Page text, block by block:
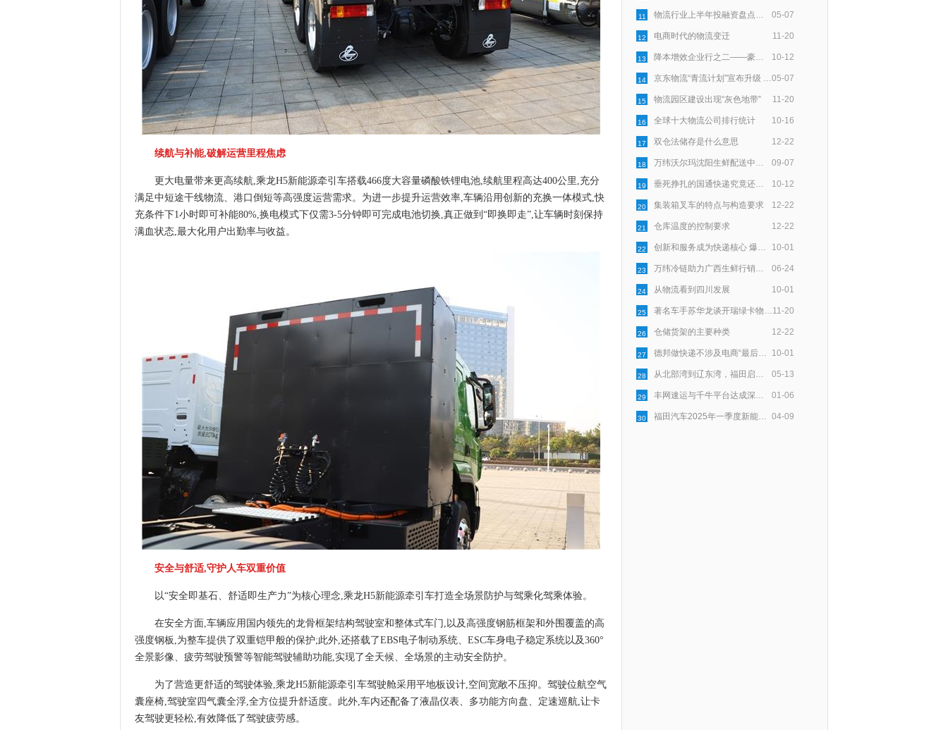
续航与补能,破解运营里程焦虑
更大电量带来更高续航,乘龙H5新能源牵引车搭载466度大容量磷酸铁锂电池,续航里程高达400公里,充分
满足中短途干线物流、港口倒短等高强度运营需求。为进一步提升运营效率,车辆沿用创新的充换一体模式,快
充条件下1小时即可补能80%,换电模式下仅需3-5分钟即可完成电池切换,真正做到“即换即走”,让车辆时刻保持
满血状态,最大化用户出勤率与收益。
安全与舒适,守护人车双重价值
以“安全即基石、舒适即生产力”为核心理念,乘龙H5新能源牵引车打造全场景防护与驾乘化驾乘体验。
在安全方面,车辆应用国内领先的龙骨框架结构驾驶室和整体式车门,以及高强度钢筋框架和外围覆盖的高
强度钢板,为整车提供了双重铠甲般的保护;此外,还搭载了EBS电子制动系统、ESC车身电子稳定系统以及360°
全景影像、疲劳驾驶预警等智能驾驶辅助功能,实现了全天候、全场景的主动安全防护。
为了营造更舒适的驾驶体验,乘龙H5新能源牵引车驾驶舱采用平地板设计,空间宽敞不压抑。驾驶位航空气
囊座椅,驾驶室四气囊全浮,全方位提升舒适度。此外,车内还配备了液晶仪表、多功能方向盘、定速巡航,让卡
友驾驶更轻松,有效降低了驾驶疲劳感。
05-07
11 物流行业上半年投融资盘点：100亿资金一半入零担，一半向技术
11-20
12 电商时代的物流变迁
10-12
13 降本增效企业行之二——豪狼物流：服务细节上用“新”深耕
05-07
14 京东物流“青流计划”宣布升级 聚焦末端回收再利用
11-20
15 物流园区建设出现“灰色地带”
10-16
16 全球十大物流公司排行统计
12-22
17 双仓法储存是什么意思
09-07
18 万纬沃尔玛沈阳生鲜配送中心正式开仓
10-12
19 垂死挣扎的国通快递究竟还能撑多久？
12-22
20 集装箱叉车的特点与构造要求
12-22
21 仓库温度的控制要求
10-01
22 创新和服务成为快递核心 爆发式增长带来时代契机
06-24
23 万纬冷链助力广西生鲜行销全国
10-01
24 从物流看到四川发展
11-20
25 著名车手苏华龙谈开瑞绿卡物流与安全
12-22
26 仓储货架的主要种类
10-01
27 德邦做快递不涉及电商“最后一公里”配送
05-13
28 从北部湾到辽东湾，福田启明星以用户口碑点亮绿色物流新程
01-06
29 丰网速运与千牛平台达成深度合作，为淘宝天猫商家提供稳定物流服务
04-09
30 福田汽车2025年一季度新能源销量同比大增174.2%，持续领跑新能源市场